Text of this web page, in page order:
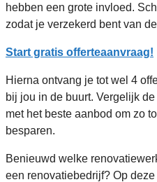
hebben een grote invloed.
zodat je verzekerd bent van
Start gratis offerteaanvraag!
Hierna ontvang je tot wel 4
bij jou in de buurt. Vergelijk
met het beste aanbod om zo
besparen.
Benieuwd welke
een renovatiebedrijf? Op